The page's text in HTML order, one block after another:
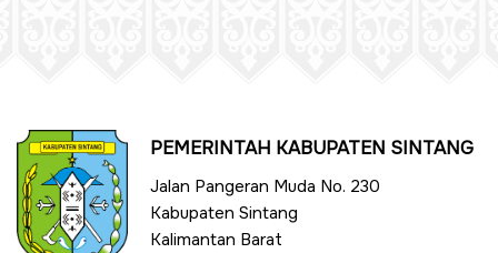
PEMERINTAH KABUPATEN SINTANG
Jalan Pangeran Muda No. 230
Kabupaten Sintang
Kalimantan Barat